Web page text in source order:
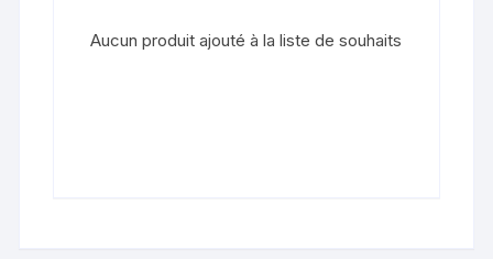
Aucun produit ajouté à la liste de souhaits